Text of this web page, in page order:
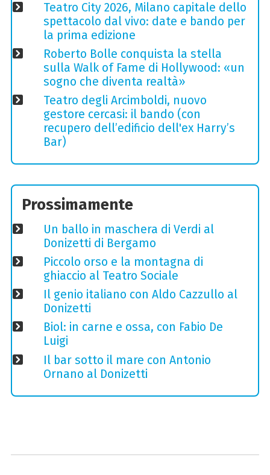
Teatro City 2026, Milano capitale dello
spettacolo dal vivo: date e bando per
la prima edizione
Roberto Bolle conquista la stella
sulla Walk of Fame di Hollywood: «un
sogno che diventa realtà»
Teatro degli Arcimboldi, nuovo
gestore cercasi: il bando (con
recupero dell’edificio dell'ex Harry’s
Bar)
Prossimamente
Un ballo in maschera di Verdi al
Donizetti di Bergamo
Piccolo orso e la montagna di
ghiaccio al Teatro Sociale
Il genio italiano con Aldo Cazzullo al
Donizetti
Biol: in carne e ossa, con Fabio De
Luigi
Il bar sotto il mare con Antonio
Ornano al Donizetti